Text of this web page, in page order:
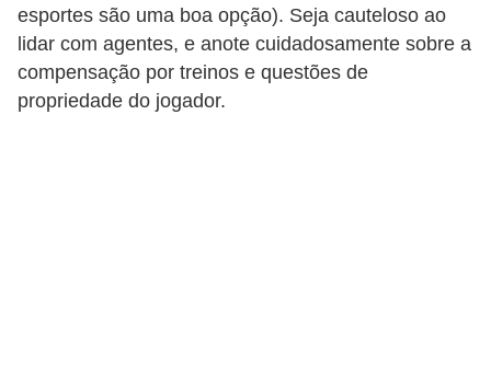
esportes são uma boa opção). Seja cauteloso ao
lidar com agentes, e anote cuidadosamente sobre a
compensação por treinos e questões de
propriedade do jogador.